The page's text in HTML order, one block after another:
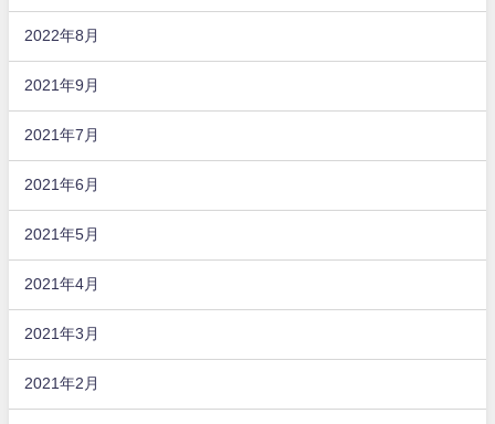
2022年8月
2021年9月
2021年7月
2021年6月
2021年5月
2021年4月
2021年3月
2021年2月